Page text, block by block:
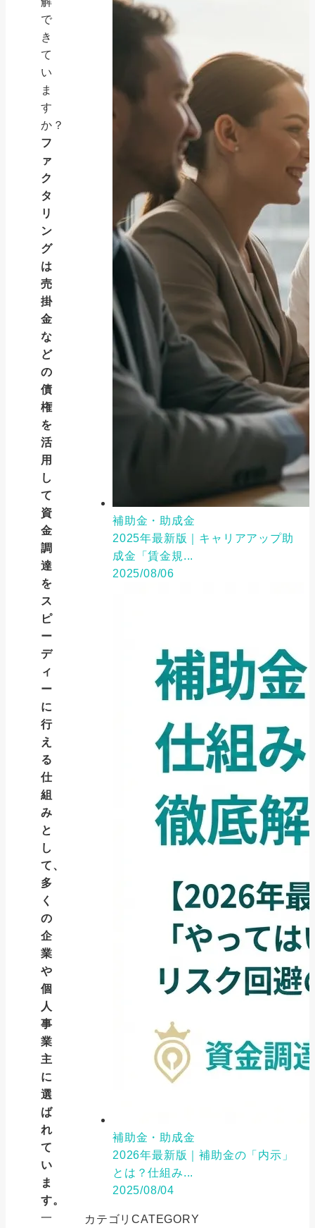
で
き
て
い
ま
す
か？
フ
ァ
ク
タ
リ
ン
グ
は
売
掛
金
な
ど
の
債
権
を
活
用
し
て
資
金
調
達
を
ス
ピ
ー
デ
ィ
ー
に
行
え
る
仕
組
み
と
し
て、
多
く
の
企
業
や
個
人
事
業
主
に
選
ば
れ
て
い
ま
す。
一
補助金・助成金
2025年最新版｜キャリアアップ助
成金「賃金規...
2025/08/06
補助金・助成金
2026年最新版｜補助金の「内示」
とは？仕組み...
2025/08/04
カテゴリCATEGORY